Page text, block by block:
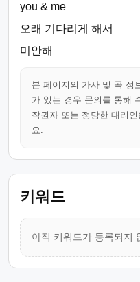
you & me
오래 기다리게 해서
미안해
본 페이지의 가사 및 곡 정
가 있는 경우 문의를 통해
작권자 또는 정당한 대리
요.
키워드
아직 키워드가 등록되지